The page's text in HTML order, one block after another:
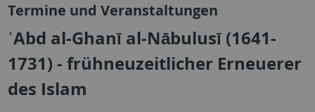
Termine und Veranstaltungen
ʿAbd al-Ghanī al-Nābulusī (1641-
1731) - frühneuzeitlicher Erneuerer
des Islam